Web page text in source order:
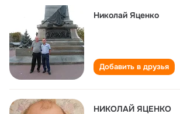
Николай Яценко
Добавить в друзья
НИКОЛАЙ ЯЦЕНКО